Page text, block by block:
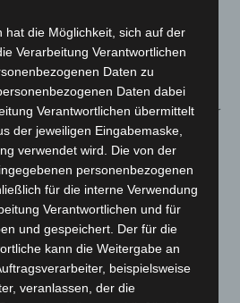
ist geplant, im Rahmen
Phase im Zeitraum 20.
täglich zu testen. Das gilt für
17 betreffend Heime,
Intensivpflege-
Einrichtungen der Tagespflege
im Alltag werden in
und neue Absätze werden
auch redaktionelle
hat die Möglichkeit, sich auf der
Verarbeitung Verantwortlichen
Daten zu
Daten dabei
Verantwortlichen übermittelt
der jeweiligen Eingabemaske,
verwendet wird. Die von der
personenbezogenen
für die interne Verwendung
Verantwortlichen und für
und gespeichert. Der für die
kann die Weitergabe an
beispielsweise
veranlassen, der die